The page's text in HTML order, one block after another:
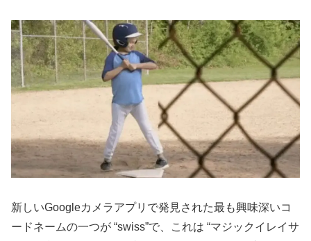
新しいGoogleカメラアプリで発見された最も興味深いコ
ードネームの一つが “swiss”で、これは “マジックイレイサ